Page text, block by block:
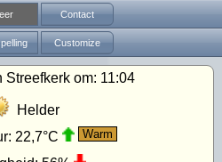
Contact
Customize
Streefkerk om: 11:04
Helder
22,7°C Warm